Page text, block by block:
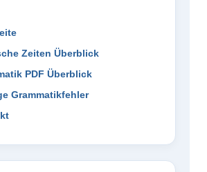
Zeiten Überblick
PDF Überblick
Grammatikfehler